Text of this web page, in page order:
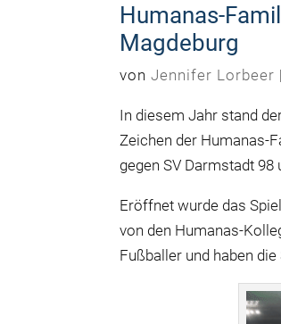
Humanas-
Magdeburg
vonJennifer Lorbeer |
In diesem Jahr stand
Zeichen der Humanas-
gegen SV Darmstadt 98
Eröffnet wurde das
von den Humanas-
Fußballer und haben